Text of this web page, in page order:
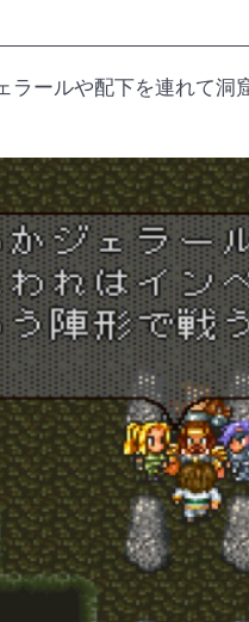
ラールや配下を連れて洞